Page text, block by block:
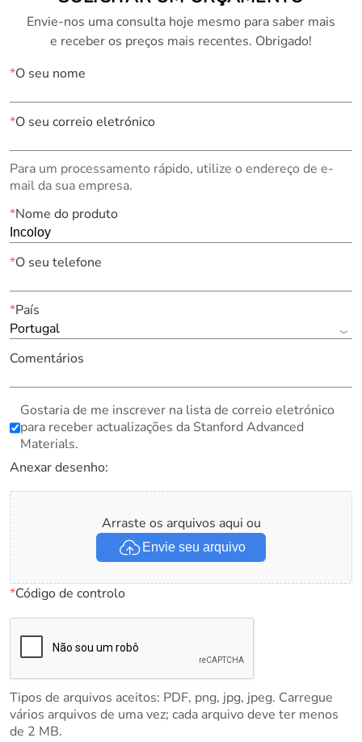
Envie-nos uma consulta hoje mesmo para saber mais
e receber os preços mais recentes. Obrigado!
*O seu nome
*O seu correio eletrónico
Para um processamento rápido, utilize o endereço de e-
mail da sua empresa.
*Nome do produto
*O seu telefone
*País
Portugal
Comentários
Gostaria de me inscrever na lista de correio eletrónico
para receber actualizações da Stanford Advanced
Materials.
Anexar desenho:
Arraste os arquivos aqui ou
Envie seu arquivo
*Código de controlo
Tipos de arquivos aceitos: PDF, png, jpg, jpeg. Carregue
vários arquivos de uma vez; cada arquivo deve ter menos
de 2 MB.